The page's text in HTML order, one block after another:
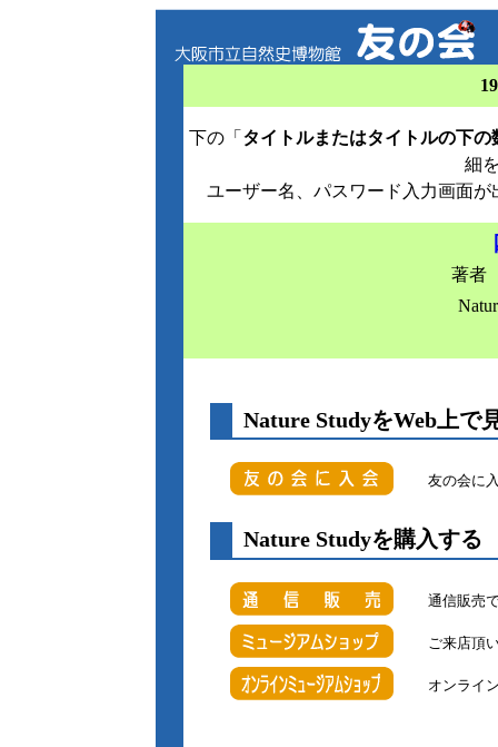
下の「 タイトルまたはタイトルの下の
細
ユーザー名、パスワード入力画面
著者
Nature StudyをWeb上で
友の会に
Nature
通信販売
ご来店頂
オンライ